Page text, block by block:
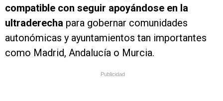
compatible con seguir apoyándose en la
ultraderecha para gobernar comunidades
autonómicas y ayuntamientos tan importantes
como Madrid, Andalucía o Murcia.
Publicidad